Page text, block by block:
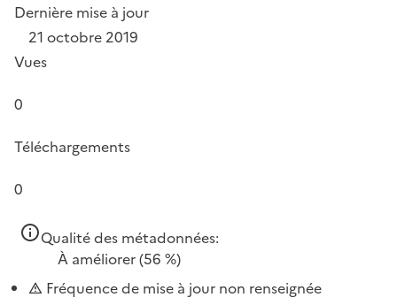
Dernière mise à jour
21 octobre 2019
Vues
0
Téléchargements
0
Qualité des métadonnées:
À améliorer(56 %)
Fréquence de mise à jour non renseignée